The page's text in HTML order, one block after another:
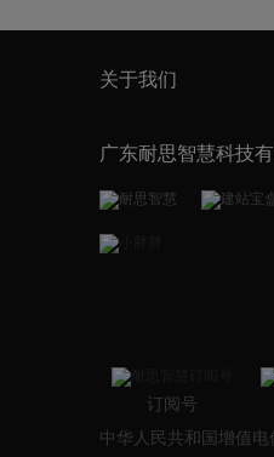
关于我们
广东耐思智慧科技
订阅号
中华人民共和国增值